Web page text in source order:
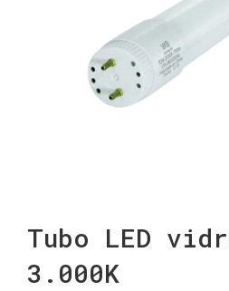
Tubo LED
3.000K